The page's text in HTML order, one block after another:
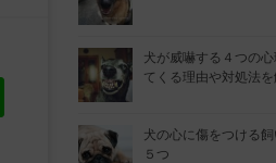
犬が威嚇する４つの
てくる理由や対処法
犬の心に傷をつける
５つ